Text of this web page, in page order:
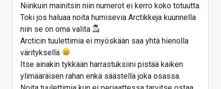
Niinkuin mainitsin niin numerot ei kerro koko totuutta.
Toki jos haluaa noita humisevia Arctikkeja kuunnella
niin se on oma valita
Arcticin tuulettimia ei myöskään saa yhtä hienolla
värityksellä
Itse ainakin tykkään harrastuksiini pistää kaiken
ylimääräisen rahan enkä säästellä joka osassa.